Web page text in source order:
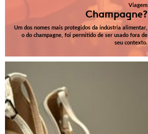
Viagem
Champagne?
Um dos nomes mais protegidos da indústria alimentar,
o do champagne, foi permitido de ser usado fora de
seu contexto.